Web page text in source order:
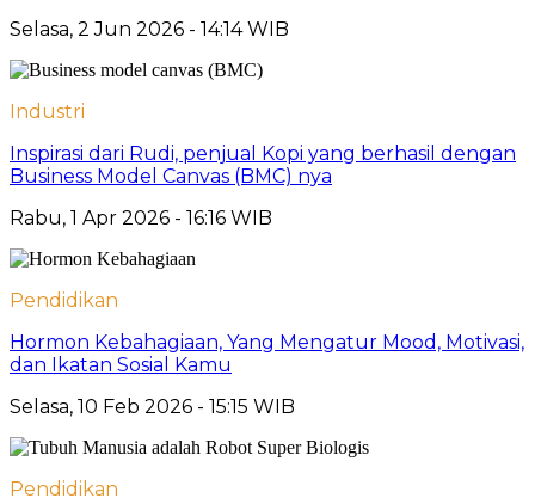
Selasa, 2 Jun 2026 - 14:14 WIB
Industri
Inspirasi dari Rudi, penjual Kopi yang berhasil dengan
Business Model Canvas (BMC) nya
Rabu, 1 Apr 2026 - 16:16 WIB
Pendidikan
Hormon Kebahagiaan, Yang Mengatur Mood, Motivasi,
dan Ikatan Sosial Kamu
Selasa, 10 Feb 2026 - 15:15 WIB
Pendidikan